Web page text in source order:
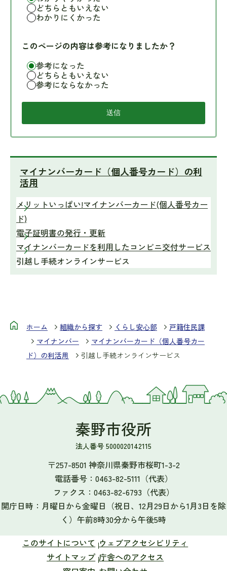
どちらともいえない
わかりにくかった
このページの内容は参考になりましたか？
参考になった
どちらともいえない
参考にならなかった
マイナンバーカード（個人番号カード）の利
活用
メリットいっぱい!マイナンバーカード(個人番号カー
ド)
電子証明書の発行・更新
マイナンバーカードを利用したコンビニ交付サービス
引越し手続オンラインサービス
ホーム 組織から探す くらし安心部
戸籍住民課
マイナンバー
マイナンバーカード（個人番号カー
ド）の利活用
引越し手続オンラインサービス
秦野市役所
法人番号 5000020142115
〒257-8501 神奈川県秦野市桜町1-3-2
電話番号： 0463-82-5111 （代表）
ファクス： 0463-82-6793 （代表）
開庁日時：月曜日から金曜日（祝日、12月29日から1月3日を除
く）午前8時30分から午後5時
このサイトについて ウェブアクセシビリティ
サイトマップ 庁舎へのアクセス